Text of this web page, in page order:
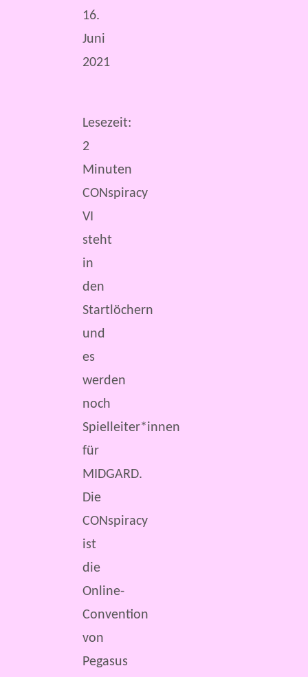
16.
Juni
2021
Lesezeit:
2
Minuten
CONspiracy
VI
steht
in
den
Startlöchern
und
es
werden
noch
Spielleiter*innen
für
MIDGARD.
Die
CONspiracy
ist
die
Online-
Convention
von
Pegasus